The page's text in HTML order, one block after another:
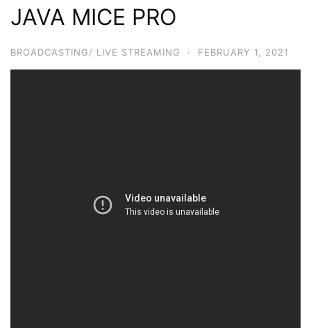
JAVA MICE PRO
BROADCASTING/ LIVE STREAMING · FEBRUARY 1, 2021